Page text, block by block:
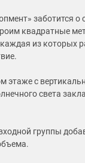
заботится о
квадратные
из которых
этаже с
света
группы